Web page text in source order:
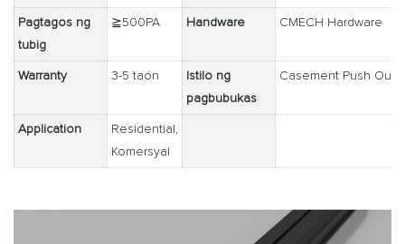
Pagtagos ng
tubig
≧500PA Handware CMECH Hardware
Warranty 3-5 taon
Istilo ng
pagbubukas
Casement Push Out
Application
Residential,
Komersyal